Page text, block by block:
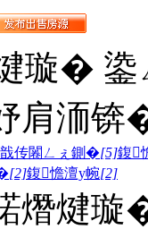
璇�
肩洏锛
传闂ㄥぇ鍘�[5]鍑
[2]鍑憺澶у帵[2]
熸煡璇